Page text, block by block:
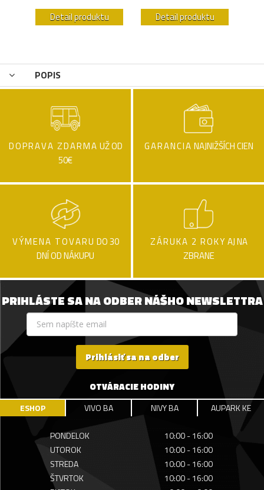
Detail produktu Detail produktu
POPIS
DOPRAVA ZDARMA UŽ OD
50€
GARANCIA NAJNIŽŠÍCH CIEN
VÝMENA TOVARU DO 30
DNÍ OD NÁKUPU
ZÁRUKA 2 ROKY AJ NA
ZBRANE
PRIHLÁSTE SA NA ODBER NÁŠHO NEWSLETTRA
Prihlásiť sa na odber
OTVÁRACIE HODINY
ESHOP VIVO BA NIVY BA AUPARK KE
PONDELOK
10:00 - 16:00
UTOROK
10:00 - 16:00
STREDA
10:00 - 16:00
ŠTVRTOK
10:00 - 16:00